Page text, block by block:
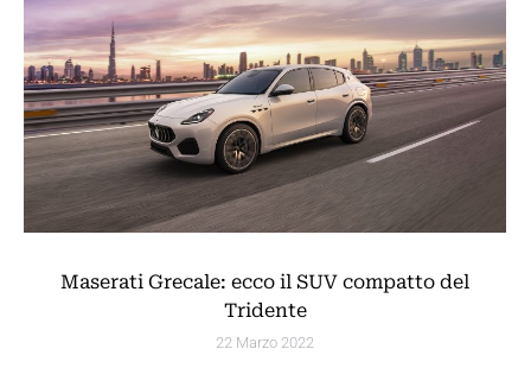
Maserati Grecale: ecco il SUV compatto del
Tridente
22 Marzo 2022